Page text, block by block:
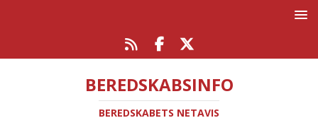
BEREDSKABSINFO
BEREDSKABETS NETAVIS